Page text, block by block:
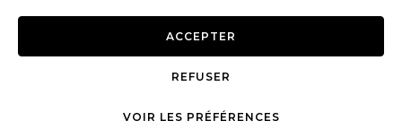
ACCEPTER
REFUSER
VOIR LES PRÉFÉRENCESPolitique de confidentialité